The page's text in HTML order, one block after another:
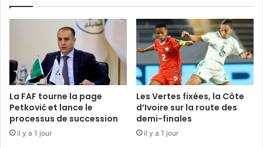
La FAF tourne la page
Petković et lance le
processus de succession
il y a 1 jour
Les Vertes fixées, la Côte
d’Ivoire sur la route des
demi-finales
il y a 1 jour